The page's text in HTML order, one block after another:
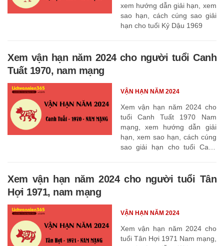
xem hướng dẫn giải hạn, xem
sao hạn, cách cúng sao giải
hạn cho tuổi Kỷ Dậu 1969
Xem vận hạn năm 2024 cho người tuổi Canh
Tuất 1970, nam mạng
Xem vận hạn năm 2024 cho
tuổi Canh Tuất 1970 Nam
mạng, xem hướng dẫn giải
hạn, xem sao hạn, cách cúng
sao giải hạn cho tuổi Canh
VẬN HẠN NĂM 2024
Xem vận hạn năm 2024 cho người tuổi Tân
Hợi 1971, nam mạng
Xem vận hạn năm 2024 cho
tuổi Tân Hợi 1971 Nam mạng,
VẬN HẠN NĂM 2024